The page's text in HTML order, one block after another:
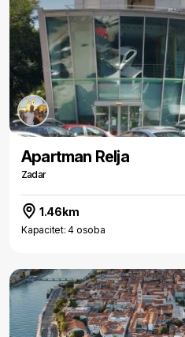
Apartman Relja
Zadar
1.46km
Kapacitet: 4 osoba